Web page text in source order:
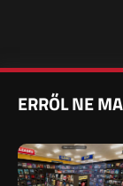
ERRŐL NE